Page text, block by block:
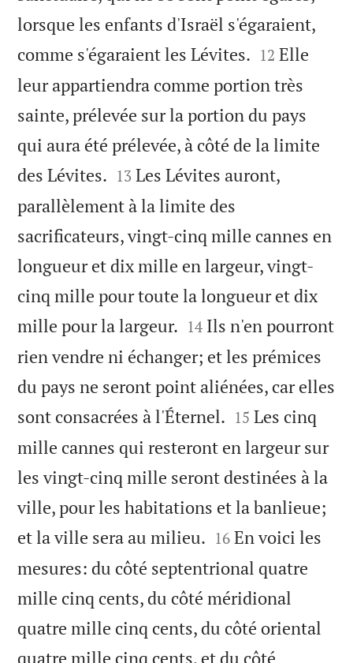
lorsque les enfants d'Israël s'égaraient,
comme s'égaraient les Lévites. 

12 Elle
leur appartiendra comme portion très
sainte, prélevée sur la portion du pays
qui aura été prélevée, à côté de la limite
des Lévites. 

13 Les Lévites auront,
parallèlement à la limite des
sacrificateurs, vingt-cinq mille cannes en
longueur et dix mille en largeur, vingt-
cinq mille pour toute la longueur et dix
mille pour la largeur. 

14 Ils n'en pourront
rien vendre ni échanger; et les prémices
du pays ne seront point aliénées, car elles
sont consacrées à l'Éternel. 

15 Les cinq
mille cannes qui resteront en largeur sur
les vingt-cinq mille seront destinées à la
ville, pour les habitations et la banlieue;
et la ville sera au milieu. 

16 En voici les
mesures: du côté septentrional quatre
mille cinq cents, du côté méridional
quatre mille cinq cents, du côté oriental
quatre mille cinq cents, et du côté